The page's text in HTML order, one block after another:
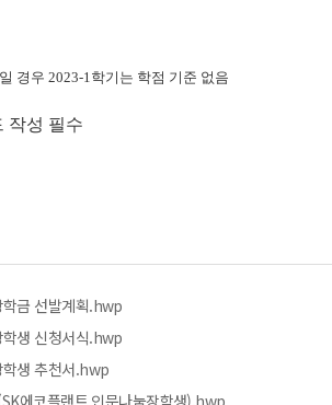
경우 2023-1학기는 학점 기준 없음
작성 필수
금 선발계획.hwp
생 신청서식.hwp
학생 추천서.hwp
에코플랜트 인문나눔장학생).hwp